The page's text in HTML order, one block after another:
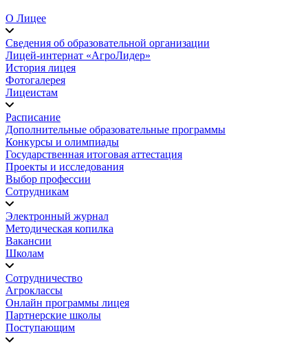
О Лицее
Сведения об образовательной организации
Лицей-интернат «АгроЛидер»
История лицея
Фотогалерея
Лицеистам
Расписание
Дополнительные образовательные программы
Конкурсы и олимпиады
Государственная итоговая аттестация
Проекты и исследования
Выбор профессии
Сотрудникам
Электронный журнал
Методическая копилка
Вакансии
Школам
Сотрудничество
Агроклассы
Онлайн программы лицея
Партнерские школы
Поступающим